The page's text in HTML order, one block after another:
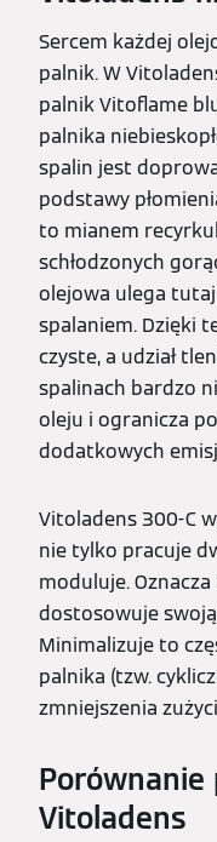
Sercem każdej
palnik. W
palnik Vitoflame
palnika
spalin jest
podstawy
to mianem
schłodzonych
olejowa ulega
spalaniem. Dzięki
czyste, a udział
spalinach bardzo
oleju i ogranicza
dodatkowych
Vitoladens 300-C
nie tylko pracuje
moduluje.
dostosowuje
Minimalizuje to
palnika (tzw.
zmniejszenia
Vitoladens